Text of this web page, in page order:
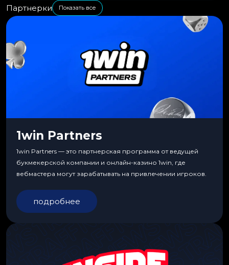
Партнерки Показать все
1win Partners
1win Partners — это партнерская программа от ведущей
букмекерской компании и онлайн-казино 1win, где
вебмастера могут зарабатывать на привлечении игроков.
подробнее